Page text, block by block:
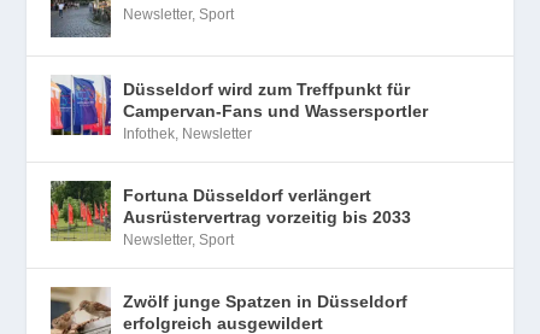
Newsletter,Sport
Düsseldorf wird zum Treffpunkt für
Campervan-Fans und Wassersportler
Infothek Newsletter
Fortuna Düsseldorf verlängert
Ausrüstervertrag vorzeitig bis 2033
Newsletter,Sport
Zwölf junge Spatzen in Düsseldorf
erfolgreich ausgewildert